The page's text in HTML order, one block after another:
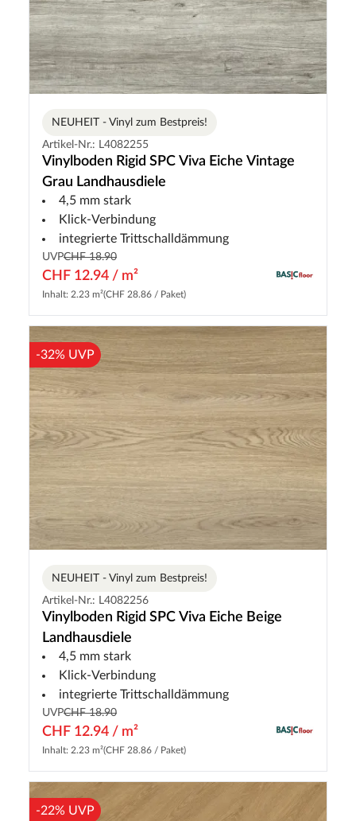
NEUHEIT - Vinyl zum Bestpreis!
Artikel-Nr.: L4082255
Vinylboden Rigid SPC Viva Eiche Vintage
Grau Landhausdiele
4,5 mm stark
Klick-Verbindung
integrierte Trittschalldämmung
UVPCHF 18.90
CHF 12.94 / m²
Inhalt: 2.23 m²(CHF 28.86 / Paket)
-32% UVP
NEUHEIT - Vinyl zum Bestpreis!
Artikel-Nr.: L4082256
Vinylboden Rigid SPC Viva Eiche Beige
Landhausdiele
4,5 mm stark
Klick-Verbindung
integrierte Trittschalldämmung
UVPCHF 18.90
CHF 12.94 / m²
Inhalt: 2.23 m²(CHF 28.86 / Paket)
-22% UVP